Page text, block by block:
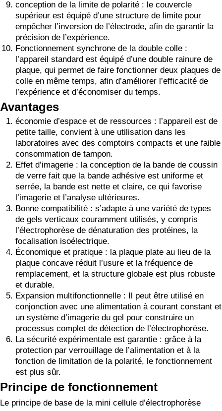
conception de la limite de polarité : le couvercle
supérieur est équipé d’une structure de limite pour
empêcher l’inversion de l’électrode, afin de garantir la
précision de l’expérience.
Fonctionnement synchrone de la double colle :
l’appareil standard est équipé d’une double rainure de
plaque, qui permet de faire fonctionner deux plaques de
colle en même temps, afin d’améliorer l’efficacité de
l’expérience et d’économiser du temps.
Avantages
économie d’espace et de ressources : l’appareil est de
petite taille, convient à une utilisation dans les
laboratoires avec des comptoirs compacts et une faible
consommation de tampon.
Effet d’imagerie : la conception de la bande de coussin
de verre fait que la bande adhésive est uniforme et
serrée, la bande est nette et claire, ce qui favorise
l’imagerie et l’analyse ultérieures.
Bonne compatibilité : s’adapte à une variété de types
de gels verticaux couramment utilisés, y compris
l’électrophorèse de dénaturation des protéines, la
focalisation isoélectrique.
Économique et pratique : la plaque plate au lieu de la
plaque concave réduit l’usure et la fréquence de
remplacement, et la structure globale est plus robuste
et durable.
Expansion multifonctionnelle : Il peut être utilisé en
conjonction avec une alimentation à courant constant et
un système d’imagerie du gel pour construire un
processus complet de détection de l’électrophorèse.
La sécurité expérimentale est garantie : grâce à la
protection par verrouillage de l’alimentation et à la
fonction de limitation de la polarité, le fonctionnement
est plus sûr.
Principe de fonctionnement
Le principe de base de la mini cellule d’électrophorèse